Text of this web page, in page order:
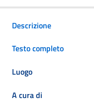
Descrizione
Testo completo
Luogo
A cura di